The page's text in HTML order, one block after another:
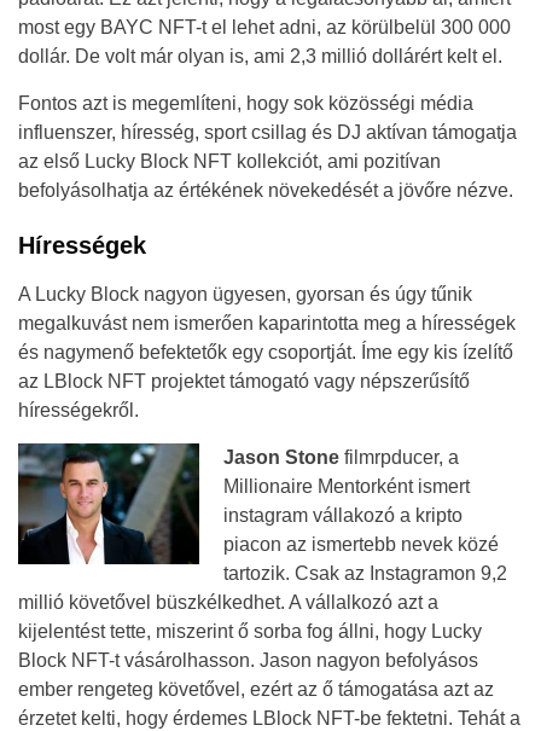
most egy BAYC NFT-t el lehet adni, az körülbelül 300 000
dollár. De volt már olyan is, ami 2,3 millió dollárért kelt el.
Fontos azt is megemlíteni, hogy sok közösségi média
influenszer, híresség, sport csillag és DJ aktívan támogatja
az első Lucky Block NFT kollekciót, ami pozitívan
befolyásolhatja az értékének növekedését a jövőre nézve.
Hírességek
A Lucky Block nagyon ügyesen, gyorsan és úgy tűnik
megalkuvást nem ismerően kaparintotta meg a hírességek
és nagymenő befektetők egy csoportját. Íme egy kis ízelítő
az LBlock NFT projektet támogató vagy népszerűsítő
hírességekről.
Jason Stone filmrpducer, a
Millionaire Mentorként ismert
instagram vállakozó a kripto
piacon az ismertebb nevek közé
tartozik. Csak az Instagramon 9,2
millió követővel büszkélkedhet. A vállalkozó azt a
kijelentést tette, miszerint ő sorba fog állni, hogy Lucky
Block NFT-t vásárolhasson. Jason nagyon befolyásos
ember rengeteg követővel, ezért az ő támogatása azt az
érzetet kelti, hogy érdemes LBlock NFT-be fektetni. Tehát a